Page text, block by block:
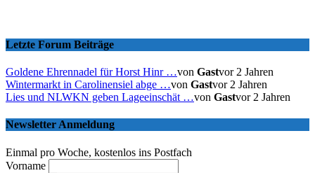
Letzte Forum Beiträge
Goldene Ehrennadel für Horst Hinr …von Gastvor 2 Jahren
Wintermarkt in Carolinensiel abge …von Gastvor 2 Jahren
Lies und NLWKN geben Lageeinschät …von Gastvor 2 Jahren
Newsletter Anmeldung
Einmal pro Woche, kostenlos ins Postfach
Vorname